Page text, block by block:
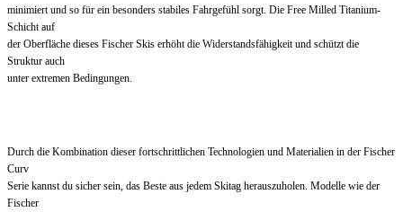
minimiert und so für ein besonders stabiles Fahrgefühl sorgt. Die Free Milled Titanium-
Schicht auf
der Oberfläche dieses Fischer Skis erhöht die Widerstandsfähigkeit und schützt die
Struktur auch
unter extremen Bedingungen.
Durch die Kombination dieser fortschrittlichen Technologien und Materialien in der Fischer
Curv
Serie kannst du sicher sein, das Beste aus jedem Skitag herauszuholen. Modelle wie der
Fischer